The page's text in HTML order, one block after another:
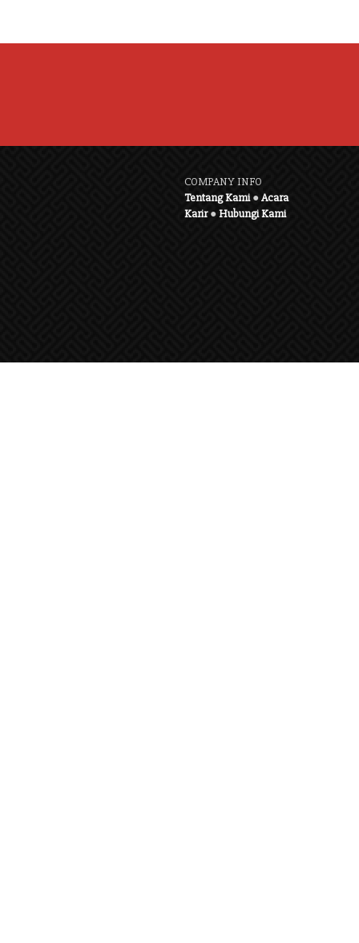
COMPANY INFO
Tentang Kami●Acara
Karir●Hubungi Kami